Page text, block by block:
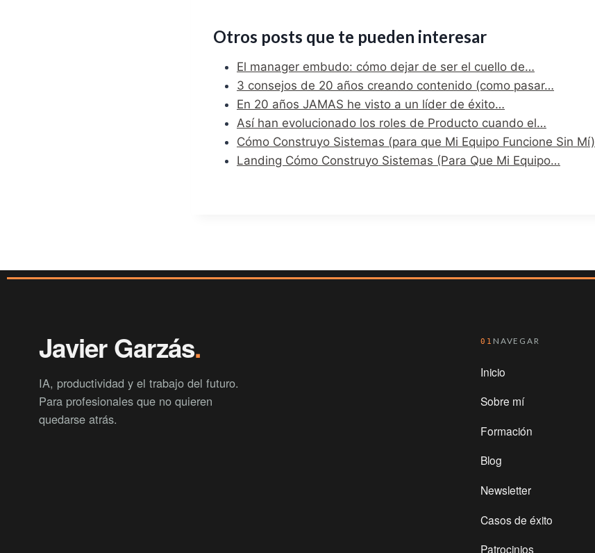
Otros posts que te pueden interesar
El manager embudo: cómo dejar de ser el cuello de…
3 consejos de 20 años creando contenido (como pasar…
En 20 años JAMAS he visto a un líder de éxito…
Así han evolucionado los roles de Producto cuando el…
Cómo Construyo Sistemas (para que Mi Equipo Funcione Sin Mí)
Landing Cómo Construyo Sistemas (Para Que Mi Equipo…
Javier Garzás.
IA, productividad y el trabajo del futuro.
Para profesionales que no quieren
quedarse atrás.
01 NAVEGAR
Inicio
Sobre mí
Formación
Blog
Newsletter
Casos de éxito
Patrocinios